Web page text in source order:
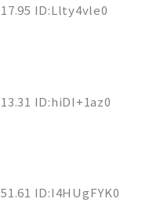
ID:Llty4vle0
ID:hiDI+1az0
ID:I4HUgFYK0